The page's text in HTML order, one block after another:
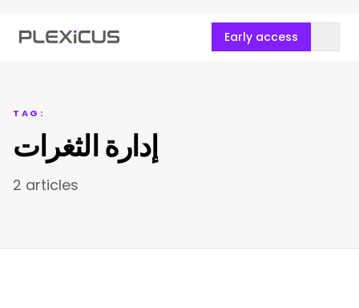
Early access
TAG:
إدارة الثغرات
2 articles